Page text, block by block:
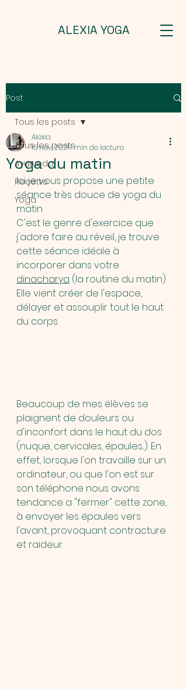
ALEXIA YOGA
Post
Tous les posts
Ayurveda
Recette
Yoga
Tous les posts
Yoga du matin
Alexia
15 nov. 20211 min de lecture
Ici je vous propose une petite
séance très douce de yoga du
matin.
C'est le genre d'exercice que
j'adore faire au réveil, je trouve
cette séance idéale à
incorporer dans votre
dinacharya (la routine du matin).
Elle vient créer de l'espace,
délayer et assouplir tout le haut
du corps.
Beaucoup de mes élèves se
plaignent de douleurs ou
d'inconfort dans le haut du dos
(nuque, cervicales, épaules...). En
effet, lorsque l'on travaille sur un
ordinateur, ou que l'on est sur
son téléphone nous avons
tendance a "fermer" cette zone,
à envoyer les épaules vers
l'avant, provoquant contracture
et raideur.